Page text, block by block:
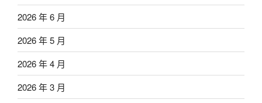
2026 年 6 月
2026 年 5 月
2026 年 4 月
2026 年 3 月